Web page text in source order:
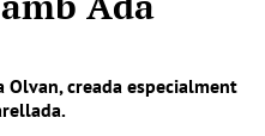
Olvan, creada especialment